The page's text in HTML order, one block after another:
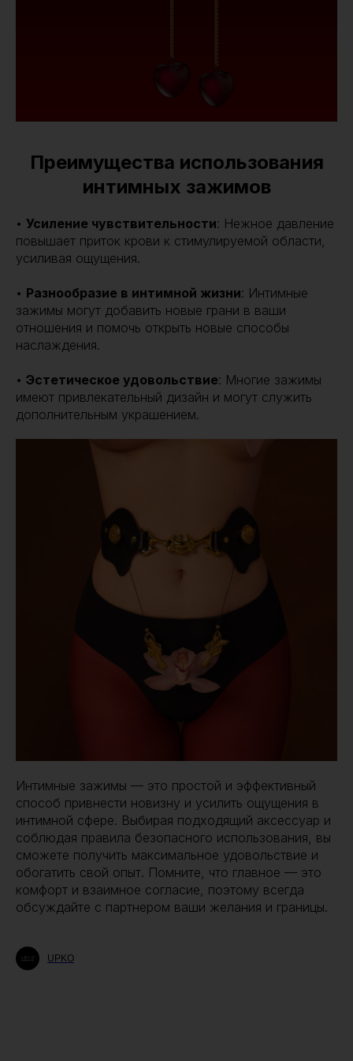
Преимущества использования
интимных зажимов
• Усиление чувствительности: Нежное давление
повышает приток крови к стимулируемой области,
усиливая ощущения.
• Разнообразие в интимной жизни: Интимные
зажимы могут добавить новые грани в ваши
отношения и помочь открыть новые способы
наслаждения.
• Эстетическое удовольствие: Многие зажимы
имеют привлекательный дизайн и могут служить
дополнительным украшением.
Интимные зажимы — это простой и эффективный
способ привнести новизну и усилить ощущения в
интимной сфере. Выбирая подходящий аксессуар и
соблюдая правила безопасного использования, вы
сможете получить максимальное удовольствие и
обогатить свой опыт. Помните, что главное — это
комфорт и взаимное согласие, поэтому всегда
обсуждайте с партнером ваши желания и границы.
UPKO